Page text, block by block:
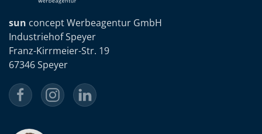
sun concept Werbeagentur GmbH
Industriehof Speyer
Franz-Kirrmeier-Str. 19
67346 Speyer